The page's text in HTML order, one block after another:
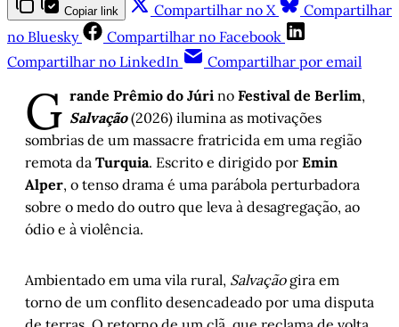
Copiar link Compartilhar no X
Compartilhar
no Bluesky
Compartilhar no Facebook
Compartilhar no LinkedIn
Compartilhar por email
G rande Prêmio do Júri no Festival de Berlim,
Salvação(2026) ilumina as motivações
sombrias de um massacre fratricida em uma região
remota da Turquia. Escrito e dirigido por Emin
Alper, o tenso drama é uma parábola perturbadora
sobre o medo do outro que leva à desagregação, ao
ódio e à violência.
Ambientado em uma vila rural, Salvaçãogira em
torno de um conflito desencadeado por uma disputa